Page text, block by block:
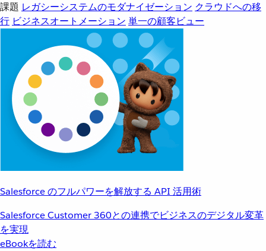
課題 レガシーシステムのモダナイゼーション クラウドへの移
行 ビジネスオートメーション 単一の顧客ビュー
Salesforce のフルパワーを解放する API 活用術
Salesforce Customer 360との連携でビジネスのデジタル変革
を実現
eBookを読む